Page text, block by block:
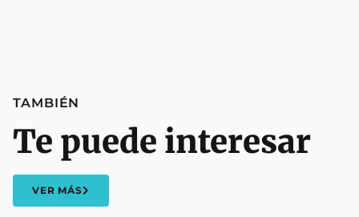
TAMBIÉN
Te puede interesar
VER MÁS